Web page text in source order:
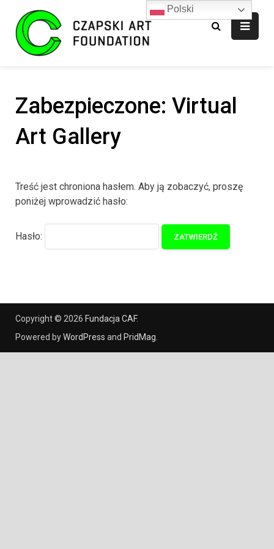
Fundacja CAF
Zabezpieczone: Virtual
Art Gallery
Treść jest chroniona hasłem. Aby ją zobaczyć, proszę
poniżej wprowadzić hasło:
Hasło:
Copyright © 2026 Fundacja CAF.
Powered byWordPress and PridMag
Polski